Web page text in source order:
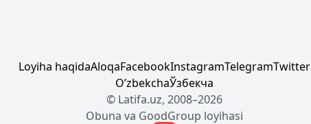
Loyiha haqidaAloqaFacebookInstagramTelegramTwitter
OʼzbekchaЎзбекча
© Latifa.uz, 2008–2026
Obuna va GoodGroup loyihasi